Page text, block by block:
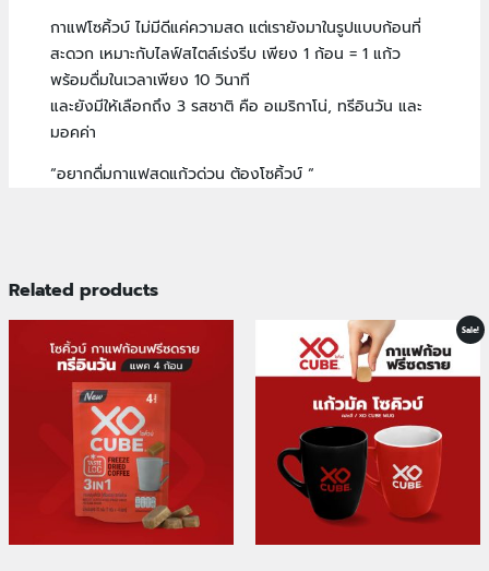
กาแฟโซคิ้วบ์ ไม่มีดีแค่ความสด แต่เรายังมาในรูปแบบก้อนที่
สะดวก เหมาะกับไลฟ์สไตล์เร่งรีบ เพียง 1 ก้อน = 1 แก้ว
พร้อมดื่มในเวลาเพียง 10 วินาที
และยังมีให้เลือกถึง 3 รสชาติ คือ อเมริกาโน่, ทรีอินวัน และ
มอคค่า
“อยากดื่มกาแฟสดแก้วด่วน ต้องโซคิ้วบ์ “
Related products
Sale!